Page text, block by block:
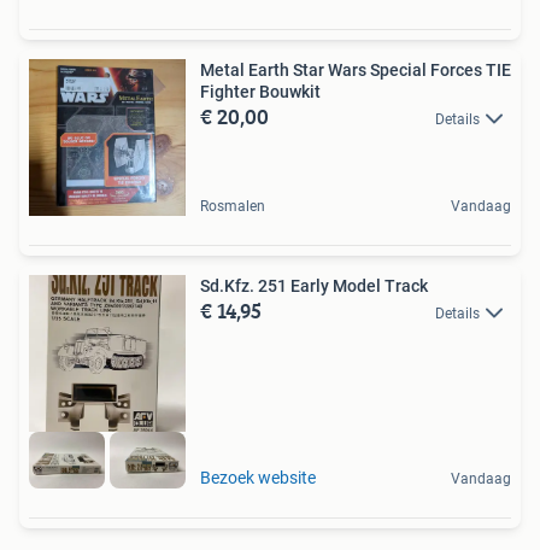
Metal Earth Star Wars Special Forces TIE
Fighter Bouwkit
€ 20,00 Details
Rosmalen Vandaag
Sd.Kfz. 251 Early Model Track
€ 14,95 Details
Bezoek website Vandaag